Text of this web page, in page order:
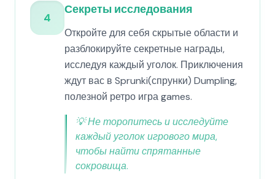
4
Секреты исследования
Откройте для себя скрытые области и
разблокируйте секретные награды,
исследуя каждый уголок. Приключения
ждут вас в Sprunki(спрунки) Dumpling,
полезной ретро игра games.
💡Не торопитесь и исследуйте
каждый уголок игрового мира,
чтобы найти спрятанные
сокровища.